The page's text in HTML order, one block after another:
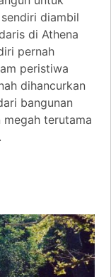
diambil
di Athena
pernah
peristiwa
dihancurkan
bangunan
terutama